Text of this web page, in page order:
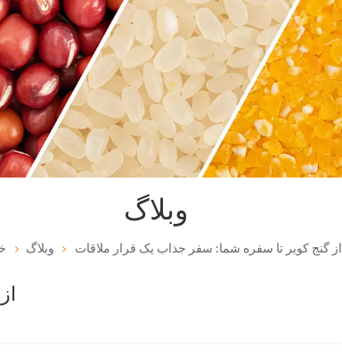
وبلاگ
وبلاگ از گنج کویر تا سفره شما: سفر جذاب یک قرار ملاقات